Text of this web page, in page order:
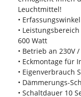
Leuchtmittel!
•
• Leistungsbereich
600 Watt
• Betrieb an 230V /
• Eckmontage für
• Eigenverbrauch
• Dämmerungs-
• Schaltdauer 10